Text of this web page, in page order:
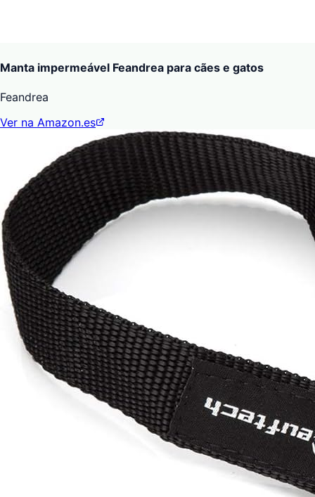
Manta impermeável Feandrea para cães e gatos
Feandrea
Ver na Amazon.es